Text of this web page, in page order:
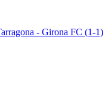
- Girona FC (1-1)